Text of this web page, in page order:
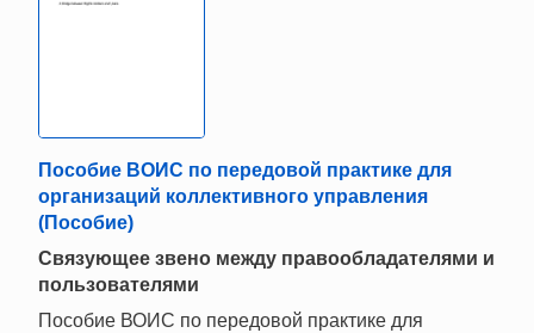
Пособие ВОИС по передовой практике для
организаций коллективного управления
(Пособие)
Связующее звено между правообладателями и
пользователями
Пособие ВОИС по передовой практике для